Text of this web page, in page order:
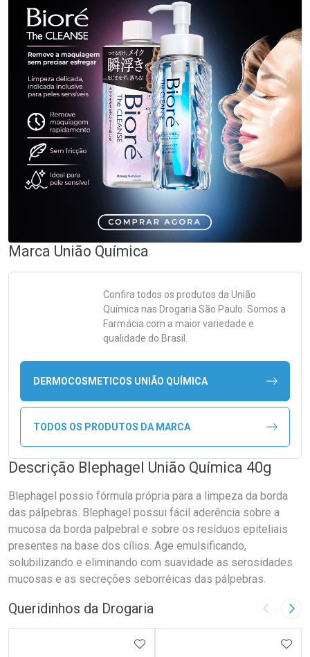
Marca União Química
Confira todos os produtos da União
Química nas Drogaria São Paulo. Somos a
Farmácia com a maior variedade e
qualidade do Brasil.
DERMOCOSMETICOS UNIÃO QUÍMICA
TODOS OS PRODUTOS DA MARCA
Descrição Blephagel União Química 40g
Blephagel possio fórmula própria para a limpeza da borda
das pálpebras. Blephagel possui fácil aderência sobre a
mucosa da borda palpebral e sobre os resíduos epiteliais
presentes na base dos cílios. Age emulsificando,
solubilizando e eliminando com suavidade as serosidades
mucosas e as secreções seborréicas das pálpebras.
Queridinhos da Drogaria Imagem
ADICIONAR AOS FAVORITOS